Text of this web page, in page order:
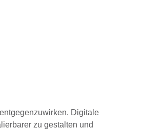
entgegenzuwirken. Digitale
zu gestalten und